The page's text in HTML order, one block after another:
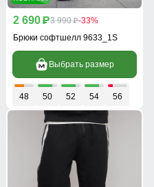
2 690 p3 990 p-33%
Брюки софтшелл 9633_1S
Выбрать размер
48 50 52 54 56